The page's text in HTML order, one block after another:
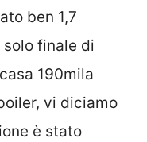
ben 1,7
finale di
190mila
vi diciamo
è stato